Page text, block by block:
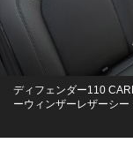
ディフェンダー110
ーウィンザーレザーシー